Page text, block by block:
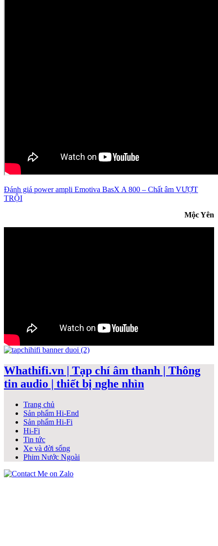
Đánh giá power ampli Emotiva BasX A 800 – Chất âm VƯỢT
TRỘI
Mộc Yên
Whathifi.vn | Tạp chí âm thanh | Thông
tin audio | thiết bị nghe nhìn
Trang chủ
Sản phẩm Hi-End
Sản phẩm Hi-Fi
Hi-Fi
Tin tức
Xe và đời sống
Phim Nước Ngoài